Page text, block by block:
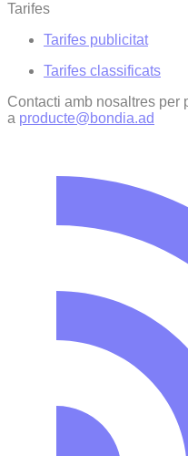
Tarifes
Tarifes publicitat
Tarifes classificats
Contacti amb nosaltres per
a producte@bondia.ad